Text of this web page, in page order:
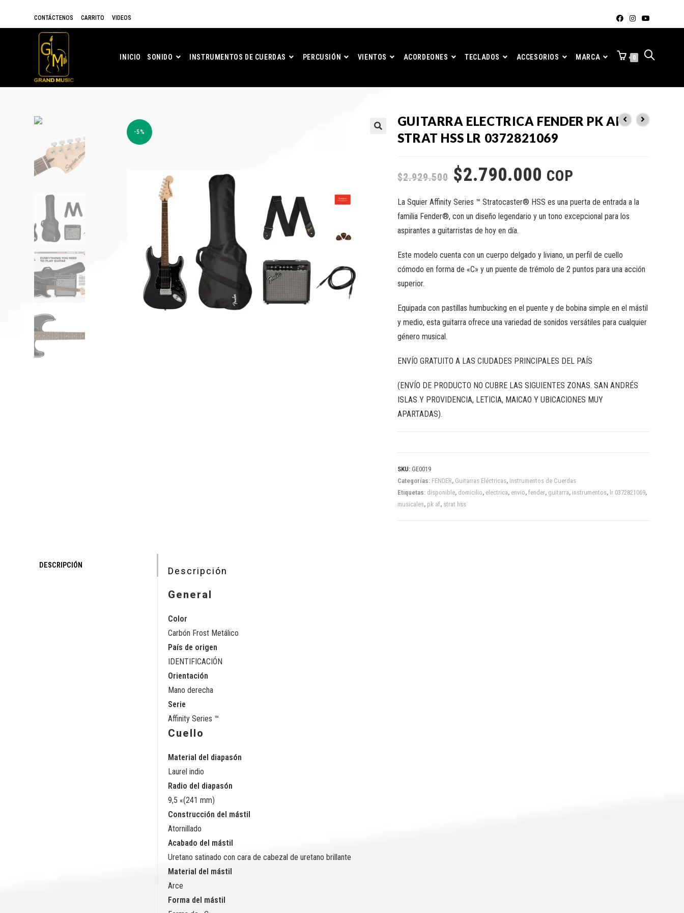
CONTÁCTENOS CARRITO VIDEOS
INICIO SONIDO INSTRUMENTOS DE CUERDAS PERCUSIÓN VIENTOS ACORDEONES TECLADOS ACCESORIOS MARCA 0
-5%
GUITARRA ELECTRICA FENDER PK AF
STRAT HSS LR 0372821069
$2.929.500 $2.790.000 COP
La Squier Affinity Series ™ Stratocaster® HSS es una puerta de entrada a la
familia Fender®, con un diseño legendario y un tono excepcional para los
aspirantes a guitarristas de hoy en día.
Este modelo cuenta con un cuerpo delgado y liviano, un perfil de cuello
cómodo en forma de «C» y un puente de trémolo de 2 puntos para una acción
superior.
Equipada con pastillas humbucking en el puente y de bobina simple en el mástil
y medio, esta guitarra ofrece una variedad de sonidos versátiles para cualquier
género musical.
ENVÍO GRATUITO A LAS CIUDADES PRINCIPALES DEL PAÍS
(ENVÍO DE PRODUCTO NO CUBRE LAS SIGUIENTES ZONAS. SAN ANDRÉS
ISLAS Y PROVIDENCIA, LETICIA, MAICAO Y UBICACIONES MUY
APARTADAS).
SKU: GE0019
Categorías: FENDER, Guitarras Eléctricas, Instrumentos de Cuerdas
Etiquetas: disponible, domicilio, electrica, envio, fender, guitarra, instrumentos, lr 0372821069,
musicales, pk af, strat hss
DESCRIPCIÓN
Descripción
General
Color
Carbón Frost Metálico
País de origen
IDENTIFICACIÓN
Orientación
Mano derecha
Serie
Affinity Series ™
Cuello
Material del diapasón
Laurel indio
Radio del diapasón
9,5 «(241 mm)
Construcción del mástil
Atornillado
Acabado del mástil
Uretano satinado con cara de cabezal de uretano brillante
Material del mástil
Arce
Forma del mástil